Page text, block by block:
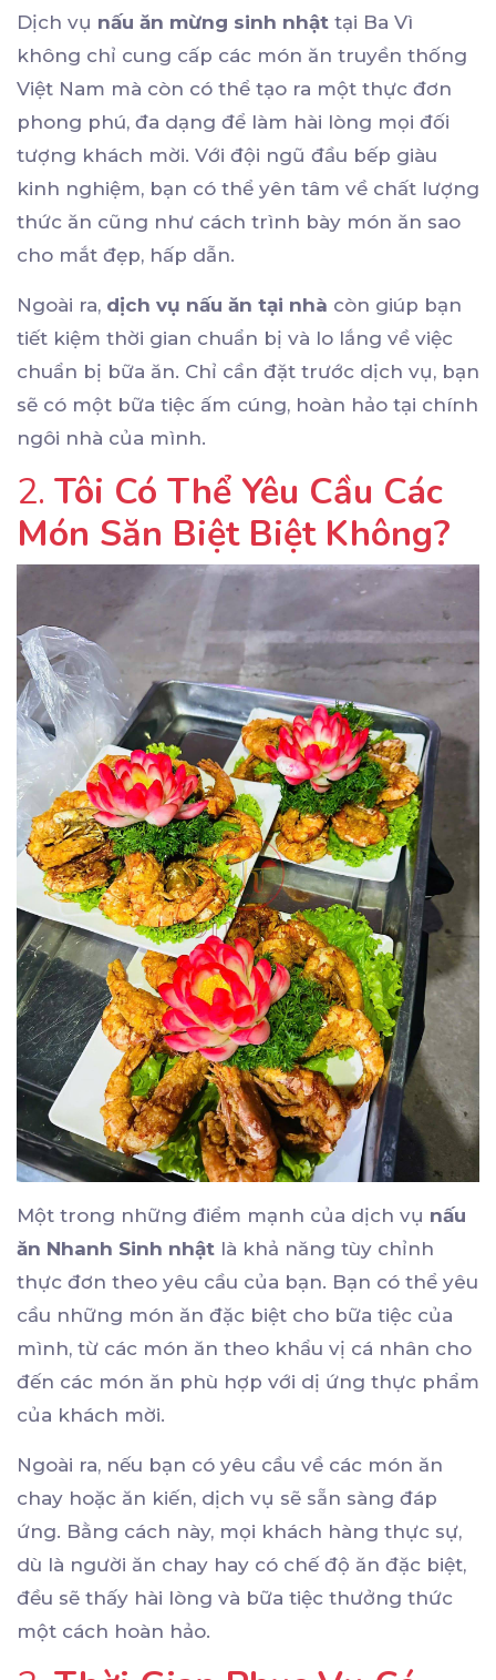
Dịch vụ nấu ăn mừng sinh nhật tại Ba Vì
không chỉ cung cấp các món ăn truyền thống
Việt Nam mà còn có thể tạo ra một thực đơn
phong phú, đa dạng để làm hài lòng mọi đối
tượng khách mời. Với đội ngũ đầu bếp giàu
kinh nghiệm, bạn có thể yên tâm về chất lượng
thức ăn cũng như cách trình bày món ăn sao
cho mắt đẹp, hấp dẫn.
Ngoài ra, dịch vụ nấu ăn tại nhà còn giúp bạn
tiết kiệm thời gian chuẩn bị và lo lắng về việc
chuẩn bị bữa ăn. Chỉ cần đặt trước dịch vụ, bạn
sẽ có một bữa tiệc ấm cúng, hoàn hảo tại chính
ngôi nhà của mình.
2. Tôi Có Thể Yêu Cầu Các
Món Săn Biệt Biệt Không?
Một trong những điểm mạnh của dịch vụ nấu
ăn Nhanh Sinh nhật là khả năng tùy chỉnh
thực đơn theo yêu cầu của bạn. Bạn có thể yêu
cầu những món ăn đặc biệt cho bữa tiệc của
mình, từ các món ăn theo khẩu vị cá nhân cho
đến các món ăn phù hợp với dị ứng thực phẩm
của khách mời.
Ngoài ra, nếu bạn có yêu cầu về các món ăn
chay hoặc ăn kiến, dịch vụ sẽ sẵn sàng đáp
ứng. Bằng cách này, mọi khách hàng thực sự,
dù là người ăn chay hay có chế độ ăn đặc biệt,
đều sẽ thấy hài lòng và bữa tiệc thưởng thức
một cách hoàn hảo.